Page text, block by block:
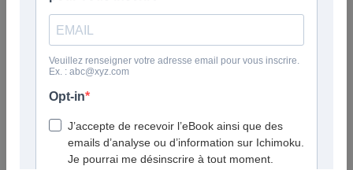
Ichimoku, opportunités ?
Positions en perte : faut-il s’inquiéter ? (Clôture trimestrielle)